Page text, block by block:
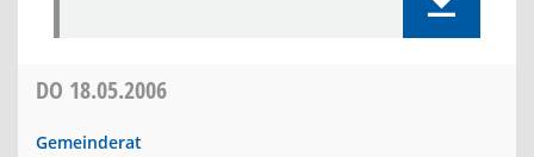
DO 18.05.2006
Gemeinderat